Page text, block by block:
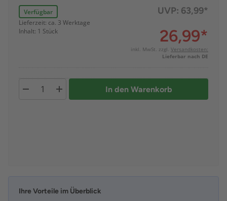
Verfügbar
Lieferzeit: ca. 3 Werktage
Inhalt: 1 Stück
UVP: 63,99*
26,99*
inkl. MwSt. zzgl. Versandkosten:
Lieferbar nach DE
In den Warenkorb
Ihre Vorteile im Überblick